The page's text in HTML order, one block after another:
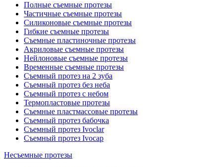
Полные съемные протезы
Частичные съемные протезы
Силиконовые съемные протезы
Гибкие съемные протезы
Съемные пластиночные протезы
Акриловые съемные протезы
Нейлоновые съемные протезы
Временные съемные протезы
Съемный протез на 2 зуба
Съемный протез без неба
Съемный протез с небом
Термопластовые протезы
Съемные пластмассовые протезы
Съемный протез бабочка
Съемный протез Ivoclar
Съемный протез Ivocap
Несъемные протезы